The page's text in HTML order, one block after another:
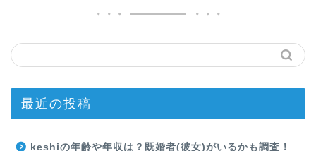
最近の投稿
keshiの年齢や年収は？既婚者(彼女)がいるかも調査！